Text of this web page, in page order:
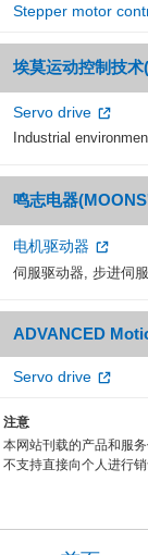
Stepper motor
埃莫运动控制技
Servo drive
Industrial
鸣志电器
电机驱动器
伺服驱动器, 步进伺
ADVANCED
Servo drive
注意
本网站刊载的产品和服
不支持直接向个人进行